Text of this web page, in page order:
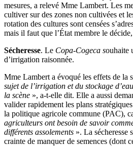
mesures, a relevé Mme Lambert. Les
cultiver sur des zones non cultivées et
rotation des cultures sont censées
mais il faut que l’État membre le
Sécheresse. Le Copa-Cogeca souhaite
d’irrigation raisonnée.
Mme Lambert a évoqué les effets de la
sujet de l’irrigation et du stockage
la scène », a-t-elle dit. Elle a aussi
valider rapidement les plans
la politique agricole commune (PAC),
agriculteurs ont besoin de savoir
différents assolements ». La sécheresse
crainte de manquer de semences (dont